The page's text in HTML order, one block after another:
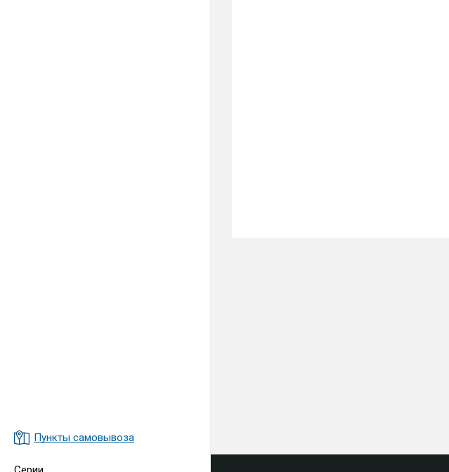
Пункты самовывоза